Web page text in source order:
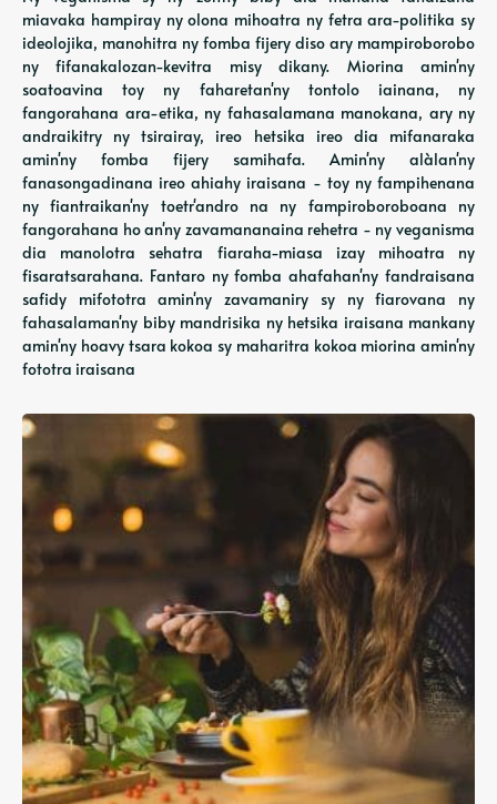
miavaka hampiray ny olona mihoatra ny fetra ara-politika sy
ideolojika, manohitra ny fomba fijery diso ary mampiroborobo
ny fifanakalozan-kevitra misy dikany. Miorina amin'ny
soatoavina toy ny faharetan'ny tontolo iainana, ny
fangorahana ara-etika, ny fahasalamana manokana, ary ny
andraikitry ny tsirairay, ireo hetsika ireo dia mifanaraka
amin'ny fomba fijery samihafa. Amin'ny alàlan'ny
fanasongadinana ireo ahiahy iraisana - toy ny fampihenana
ny fiantraikan'ny toetr'andro na ny fampiroboroboana ny
fangorahana ho an'ny zavamananaina rehetra - ny veganisma
dia manolotra sehatra fiaraha-miasa izay mihoatra ny
fisaratsarahana. Fantaro ny fomba ahafahan'ny fandraisana
safidy mifototra amin'ny zavamaniry sy ny fiarovana ny
fahasalaman'ny biby mandrisika ny hetsika iraisana mankany
amin'ny hoavy tsara kokoa sy maharitra kokoa miorina amin'ny
fototra iraisana